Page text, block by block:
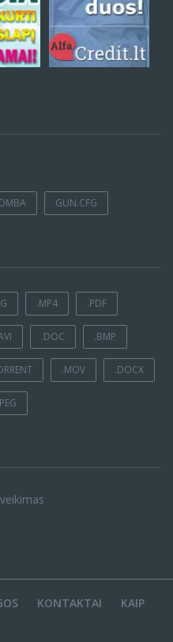
GUN.CFG
.MP4 .PDF
.DOC .BMP
.MOV .DOCX
KONTAKTAI KAIP